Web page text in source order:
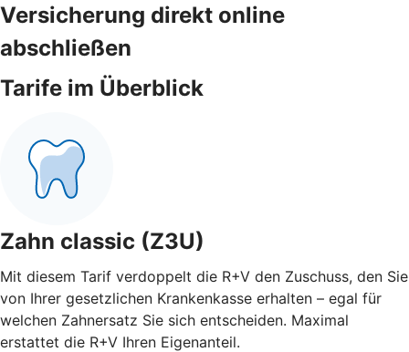
Versicherung direkt online
abschließen
Tarife im Überblick
Zahn classic (Z3U)
Mit diesem Tarif verdoppelt die R+V den Zuschuss, den Sie
von Ihrer gesetzlichen Krankenkasse erhalten – egal für
welchen Zahnersatz Sie sich entscheiden. Maximal
erstattet die R+V Ihren Eigenanteil.